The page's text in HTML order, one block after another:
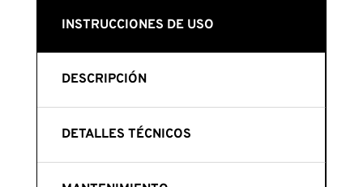
INSTRUCCIONES DE USO
DESCRIPCIÓN
DETALLES TÉCNICOS